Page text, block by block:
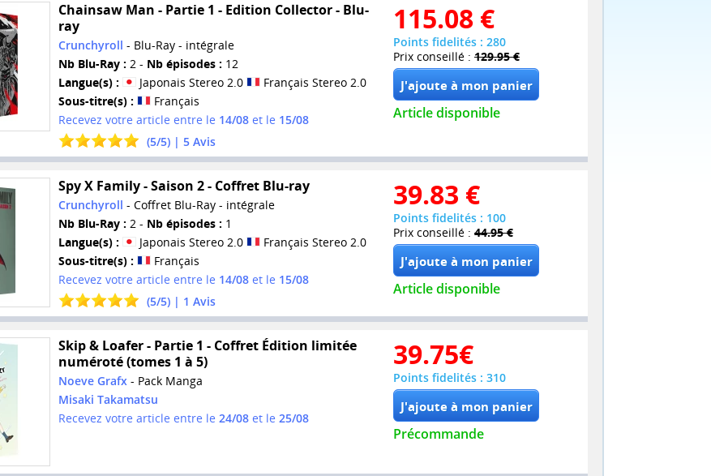
Chainsaw Man - Partie 1 - Edition Collector - Blu-
ray
Crunchyroll - Blu-Ray - intégrale
Nb Blu-Ray : 2 - Nb épisodes : 12
Langue(s) :
Japonais Stereo 2.0
Français Stereo 2.0
Sous-titre(s) :
Français
Recevez votre article entre le 14/08et le 15/08
(5/5) | 5Avis
115.08 €
Points fidelités : 280
Prix conseillé : 129.95 €
Article disponible
Spy X Family - Saison 2 - Coffret Blu-ray
Crunchyroll - Coffret Blu-Ray - intégrale
Nb Blu-Ray : 2 - Nb épisodes : 1
Langue(s) :
Japonais Stereo 2.0
Français Stereo 2.0
Sous-titre(s) :
Français
Recevez votre article entre le 14/08et le 15/08
(5/5) | 1 Avis
39.83 €
Points fidelités : 100
Prix conseillé : 44.95 €
Article disponible
Skip & Loafer - Partie 1 - Coffret Édition limitée
numéroté (tomes 1 à 5)
Noeve Grafx - Pack Manga
Misaki Takamatsu
Recevez votre article entre le 24/08et le 25/08
39.75€
Points fidelités : 310
Précommande